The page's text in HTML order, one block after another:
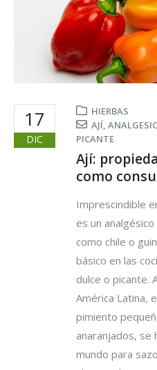
17
DIC
HIERBAS
AJÍ,
PICANTE
Ají:
como
Imprescindible
es un
como chile o
básico en las
dulce o picante.
América Latina,
pimiento
anaranjados,
mundo para